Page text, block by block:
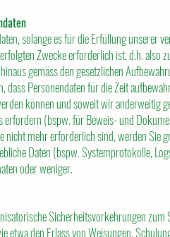
solange es für die Erfüllung unserer
Zwecke erforderlich ist, d.h. also
gemäss den gesetzlichen
Personendaten für die Zeit
können und soweit wir anderweitig
erfordern (bspw. für Beweis- und
nicht mehr erforderlich sind, werden Sie
Daten (bspw. Systemprotokolle,
oder weniger.
Sicherheitsvorkehrungen zum
den Erlass von Weisungen,